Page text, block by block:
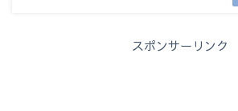
スポンサーリンク